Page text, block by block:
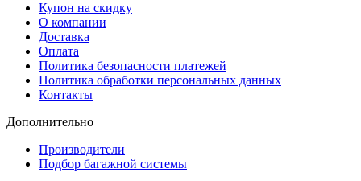
Купон на скидку
О компании
Доставка
Оплата
Политика безопасности платежей
Политика обработки персональных данных
Контакты
Дополнительно
Производители
Подбор багажной системы